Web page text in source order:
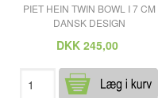
PIET HEIN TWIN BOWL I 7 CM
DANSK DESIGN
DKK 245,00